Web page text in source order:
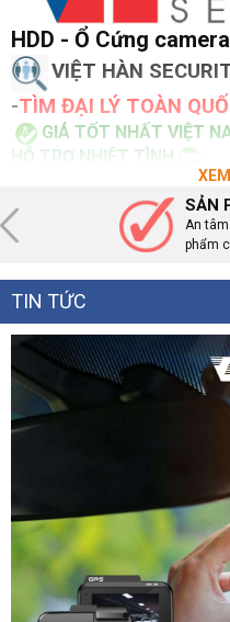
HDD - Ổ Cứng camera
VIỆT HÀN
-TÌM ĐẠI LÝ TOÀN
GIÁ TỐT NHẤT VIỆT
HỖ TRỢ NHIỆT TÌNH
0899.199.598
1900.099.987
CHÚNG TÔI LUÔN
VỚI KHÁCH HÀNG
SẢN
An
phẩm
TIN TỨC